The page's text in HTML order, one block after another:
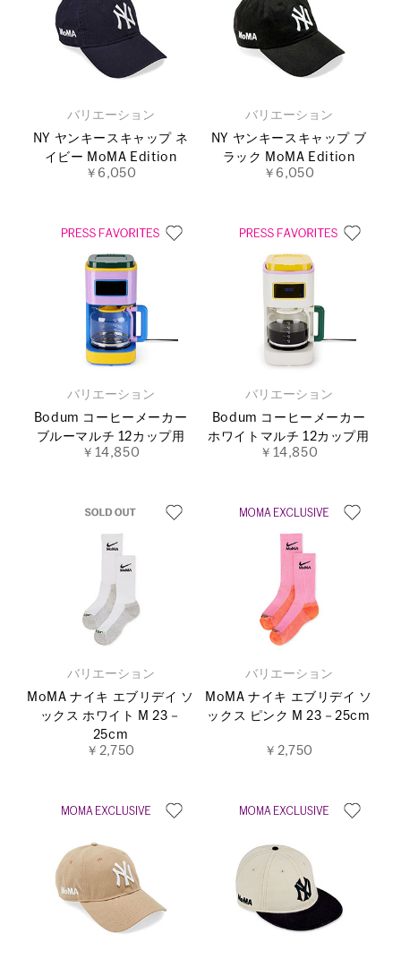
バリエーション
NY ヤンキースキャップ ネ
イビー MoMA Edition
￥6,050
バリエーション
NY ヤンキースキャップ ブ
ラック MoMA Edition
￥6,050
バリエーション
Bodum コーヒーメーカー
ブルーマルチ 12カップ用
￥14,850
バリエーション
Bodum コーヒーメーカー
ホワイトマルチ 12カップ用
￥14,850
バリエーション
MoMA ナイキ エブリデイ ソ
ックス ホワイト M 23－
25cm
￥2,750
バリエーション
MoMA ナイキ エブリデイ ソ
ックス ピンク M 23－25cm
￥2,750